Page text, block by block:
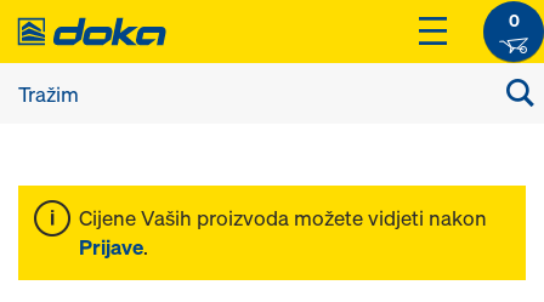
0
Cijene Vaših proizvoda možete vidjeti nakon
Prijave.